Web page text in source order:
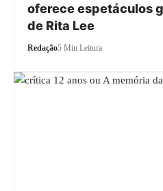
oferece espetáculos
de Rita Lee
Redação5 Min Leitura